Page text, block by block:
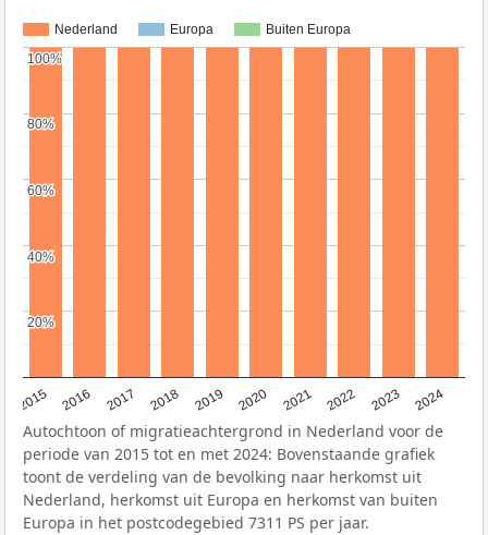
Nederland Europa Buiten Europa
2015 2016 2017 2018 2019 2020 2021 2022 2023 2024
20%
20%
40%
40%
60%
60%
80%
80%
100%
100%
Autochtoon of migratieachtergrond in Nederland voor de
periode van 2015 tot en met 2024: Bovenstaande grafiek
toont de verdeling van de bevolking naar herkomst uit
Nederland, herkomst uit Europa en herkomst van buiten
Europa in het postcodegebied 7311 PS per jaar.